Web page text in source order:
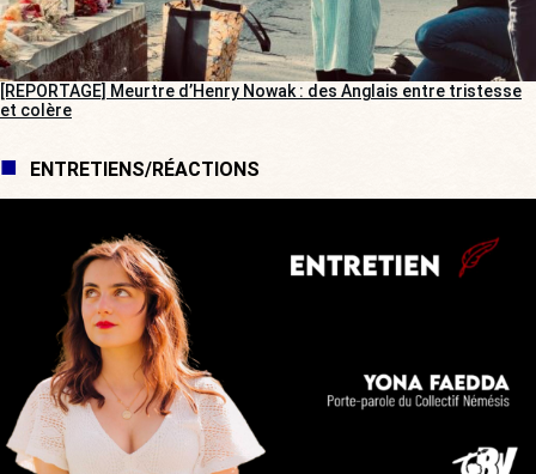
[REPORTAGE] Meurtre d’Henry Nowak : des Anglais entre tristesse
et colère
ENTRETIENS/RÉACTIONS